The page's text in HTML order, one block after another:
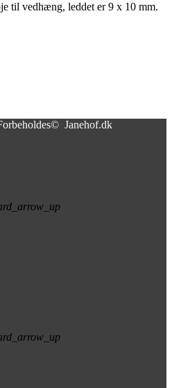
til vedhæng, leddet er 9 x 10 mm.
Janehof.dk